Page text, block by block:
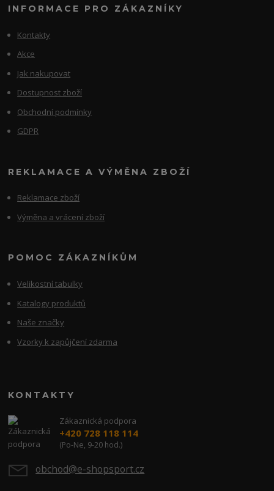
INFORMACE PRO ZÁKAZNÍKY
Kontakty
Akce
Jak nakupovat
Dostupnost zboží
Obchodní podmínky
GDPR
REKLAMACE A VÝMĚNA ZBOŽÍ
Reklamace zboží
Výměna a vrácení zboží
POMOC ZÁKAZNÍKŮM
Velikostní tabulky
Katalogy produktů
Naše značky
Vzorky k zapůjčení zdarma
KONTAKTY
Zákaznická podpora
+420 728 118 114
(Po-Ne, 9-20 hod.)
obchod@e-shopsport.cz